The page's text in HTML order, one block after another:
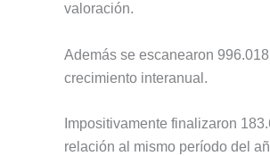
valoración.
Además se escanearon
crecimiento interanual.
Impositivamente finalizaron
relación al mismo período del